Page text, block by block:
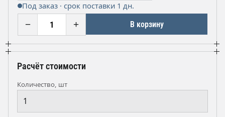
Под заказ · срок поставки 1 дн.
− + В корзину
Расчёт стоимости
Количество, шт